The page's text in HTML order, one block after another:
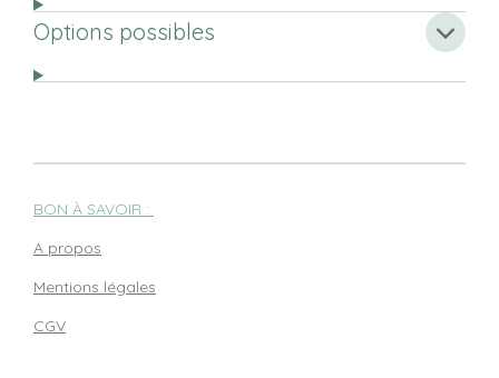
Options possibles
BON À SAVOIR :
A propos
Mentions légales
CGV